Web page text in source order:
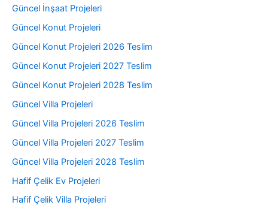
Güncel İnşaat Projeleri
Güncel Konut Projeleri
Güncel Konut Projeleri 2026 Teslim
Güncel Konut Projeleri 2027 Teslim
Güncel Konut Projeleri 2028 Teslim
Güncel Villa Projeleri
Güncel Villa Projeleri 2026 Teslim
Güncel Villa Projeleri 2027 Teslim
Güncel Villa Projeleri 2028 Teslim
Hafif Çelik Ev Projeleri
Hafif Çelik Villa Projeleri